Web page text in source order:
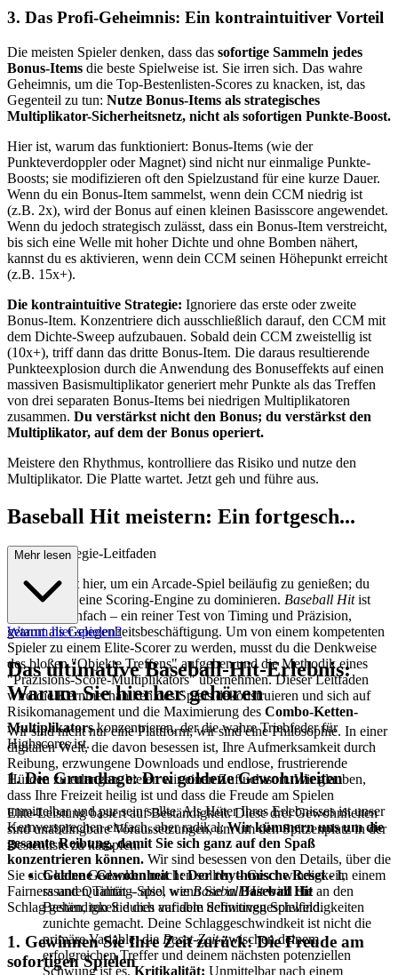
3. Das Profi-Geheimnis: Ein kontraintuitiver Vorteil
Die meisten Spieler denken, dass das sofortige Sammeln jedes
Bonus-Items die beste Spielweise ist. Sie irren sich. Das wahre
Geheimnis, um die Top-Bestenlisten-Scores zu knacken, ist, das
Gegenteil zu tun: Nutze Bonus-Items als strategisches
Multiplikator-Sicherheitsnetz, nicht als sofortigen Punkte-Boost.
Hier ist, warum das funktioniert: Bonus-Items (wie der
Punkteverdoppler oder Magnet) sind nicht nur einmalige Punkte-
Boosts; sie modifizieren oft den Spielzustand für eine kurze Dauer.
Wenn du ein Bonus-Item sammelst, wenn dein CCM niedrig ist
(z.B. 2x), wird der Bonus auf einen kleinen Basisscore angewendet.
Wenn du jedoch strategisch zulässt, dass ein Bonus-Item verstreicht,
bis sich eine Welle mit hoher Dichte und ohne Bomben nähert,
kannst du es aktivieren, wenn dein CCM seinen Höhepunkt erreicht
(z.B. 15x+).
Die kontraintuitive Strategie: Ignoriere das erste oder zweite
Bonus-Item. Konzentriere dich ausschließlich darauf, den CCM mit
dem Dichte-Sweep aufzubauen. Sobald dein CCM zweistellig ist
(10x+), triff dann das dritte Bonus-Item. Die daraus resultierende
Punkteexplosion durch die Anwendung des Bonuseffekts auf einen
massiven Basismultiplikator generiert mehr Punkte als das Treffen
von drei separaten Bonus-Items bei niedrigen Multiplikatoren
zusammen. Du verstärkst nicht den Bonus; du verstärkst den
Multiplikator, auf dem der Bonus operiert.
Meistere den Rhythmus, kontrolliere das Risiko und nutze den
Multiplikator. Die Platte wartet. Jetzt geh und führe aus.
Baseball Hit meistern: Ein fortgesch...
rittener Strategie-Leitfaden
Du bist nicht hier, um ein Arcade-Spiel beiläufig zu genießen; du
bist hier, um eine Scoring-Engine zu dominieren. Baseball Hitist
trügerisch einfach – ein reiner Test von Timing und Präzision,
getarnt als Gelegenheitsbeschäftigung. Um von einem kompetenten
Spieler zu einem Elite-Scorer zu werden, musst du die Denkweise
des bloßen "Objekte Treffens" aufgeben und die Methodik eines
"Präzisions-Score-Multiplikators" übernehmen. Dieser Leitfaden
wird die Kernmechaniken des Spiels dekonstruieren und sich auf
Risikomanagement und die Maximierung des Combo-Ketten-
Multiplikatorskonzentrieren, der die wahre Triebfeder für
Highscores ist.
1. Die Grundlage: Drei goldene Gewohnheiten
Elite-Leistung basiert auf Beständigkeit. Diese drei Gewohnheiten
sind unabdingbare Voraussetzungen, um um den Spitzenplatz in der
Bestenliste zu kämpfen.
Goldene Gewohnheit 1: Der rhythmische Reset- In einem
rasanten Timing-Spiel wieBaseball Hitwird die
Beständigkeit durch variable Schwunggeschwindigkeiten
zunichte gemacht. Deine Schlaggeschwindkeit ist nicht die
primäre Variable; die Reset-Zeitzwischen deinem
erfolgreichen Treffer und deinem nächsten potenziellen
Schwung ist es.Kritikalität: Unmittelbar nach einem
Mehr lesen
Warum hier spielen?
Das ultimative Baseball-Hit-Erlebnis:
Warum Sie hierher gehören
Wir sind nicht nur eine Plattform; wir sind eine Philosophie. In einer
digitalen Welt, die davon besessen ist, Ihre Aufmerksamkeit durch
Reibung, erzwungene Downloads und endlose, frustrierende
Hürden zu erlangen, bieten wir einen Zufluchtsort. Wir glauben,
dass Ihre Freizeit heilig ist und dass die Freude am Spielen
unmittelbar und pur sein sollte. Als Hüter Ihres Erlebnisses ist unser
Kernversprechen einfach, aber radikal:Wir kümmern uns um die
gesamte Reibung, damit Sie sich ganz auf den Spaß
konzentrieren können. Wir sind besessen von den Details, über die
Sie sich keine Gedanken machen sollten – Geschwindigkeit,
Fairness und Qualität – also, wenn Sie inBaseball Hit an den
Schlag gehen, tun Sie dies auf dem definitiven Spielfeld.
1. Gewinnen Sie Ihre Zeit zurück: Die Freude am
sofortigen Spielen